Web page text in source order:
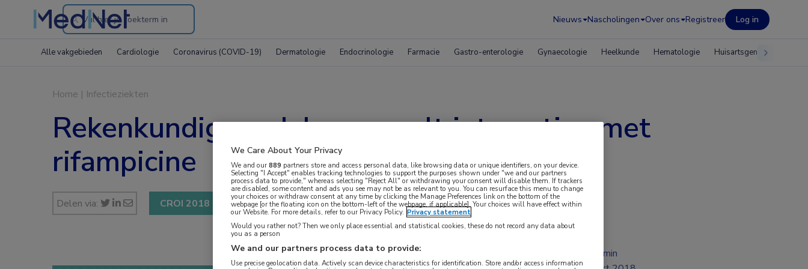
Search
the
Nieuws Nascholingen Over ons Registreer Log in
Alle vakgebieden Cardiologie Coronavirus (COVID-19) Dermatologie Endocrinologie Farmacie Gastro-enterologie Gynaecologie Heelkunde Hematologie Huisartsgeneeskunde
Home | Infectieziekten
Rekenkundig model voorspelt interacties met
rifampicine
Delen via: CROI 2018
2 min
We Care About Your Privacy
We and our889 partners store and access personal data, like browsing data or unique identifiers, on your device.
Selecting "I Accept" enables tracking technologies to support the purposes shown under "we and our partners
process data to provide," whereas selecting "Reject All" or withdrawing your consent will disable them. If trackers
are disabled, some content and ads you see may not be as relevant to you. You can resurface this menu to change
your choices or withdraw consent at any time by clicking the Manage Preferences link on the bottom of the
webpage [or the floating icon on the bottom-left of the webpage, if applicable]. Your choices will have effect within
our Website. For more details, refer to our Privacy Policy. Privacy statement
Would you rather not? Then we only place essential and statistical cookies, these do not record any data about
you as a person
We and our partners process data to provide:
Use precise geolocation data. Actively scan device characteristics for identification. Store and/or access information